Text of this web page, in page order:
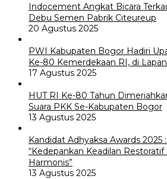
Indocement Angkat Bicara
Debu Semen Pabrik Citeureup
20 Agustus 2025
PWI Kabupaten Bogor Hadiri
Ke-80 Kemerdekaan RI, di
17 Agustus 2025
HUT RI Ke-80 Tahun
Suara PKK Se-Kabupaten Bogor
13 Agustus 2025
Kandidat Adhyaksa Awards 2025
“Kedepankan Keadilan
Harmonis”
13 Agustus 2025